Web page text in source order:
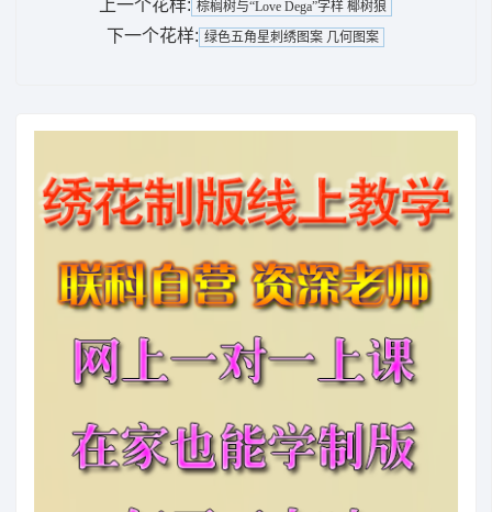
上一个花样: 棕榈树与“Love Dega”字样 椰树狼
下一个花样: 绿色五角星刺绣图案 几何图案